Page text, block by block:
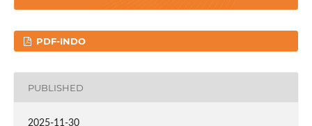
PDF-INDO
PUBLISHED
2025-11-30